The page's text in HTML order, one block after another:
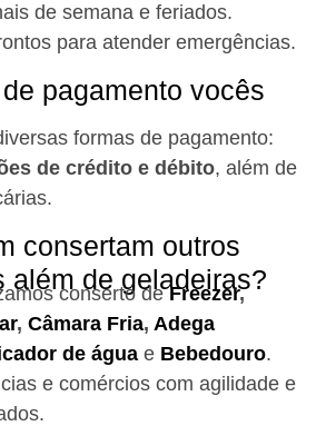
de semana e feriados.
para atender emergências.
pagamento vocês
formas de pagamento:
de crédito e débito, além de
consertam outros
além de geladeiras?
conserto deFreezer,
, Câmara Fria, Adega
de água e Bebedouro.
e comércios com agilidade e